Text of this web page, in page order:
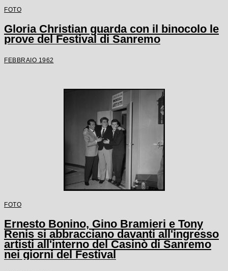
FOTO
Gloria Christian guarda con il binocolo le
prove del Festival di Sanremo
FEBBRAIO 1962
FOTO
Ernesto Bonino, Gino Bramieri e Tony
Renis si abbracciano davanti all'ingresso
artisti all'interno del Casinò di Sanremo
nei giorni del Festival